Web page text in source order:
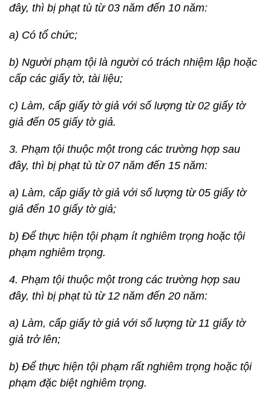
đây, thì bị phạt tù từ 03 năm đến 10 năm:
a) Có tổ chức;
b) Người phạm tội là người có trách nhiệm lập hoặc
cấp các giấy tờ, tài liệu;
c) Làm, cấp giấy tờ giả với số lượng từ 02 giấy tờ
giả đến 05 giấy tờ giả.
3. Phạm tội thuộc một trong các trường hợp sau
đây, thì bị phạt tù từ 07 năm đến 15 năm:
a) Làm, cấp giấy tờ giả với số lượng từ05 giấy tờ
giả đến 10 giấy tờ giả;
b) Để thực hiện tội phạm ít nghiêm trọng hoặc tội
phạm nghiêm trọng.
4. Phạm tội thuộc một trong các trường hợp sau
đây, thì bị phạt tù từ 12 năm đến 20 năm:
a) Làm, cấp giấy tờ giả với số lượng từ11 giấy tờ
giả trở lên;
b) Để thực hiện tội phạm rất nghiêm trọng hoặc tội
phạm đặc biệt nghiêm trọng.